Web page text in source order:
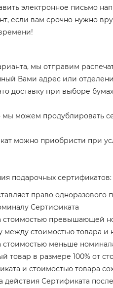
электронное письмо
если вам срочно нужно
мы отправим
Вами адрес или
доставку при выборе
мы можем продублировать
можно приобристи при
подарочных сертификатов:
право одноразового
Сертификата
превышающей
между стоимостью товара
меньше
товар в размере 100% от
и стоимостью товара
действия Сертификата